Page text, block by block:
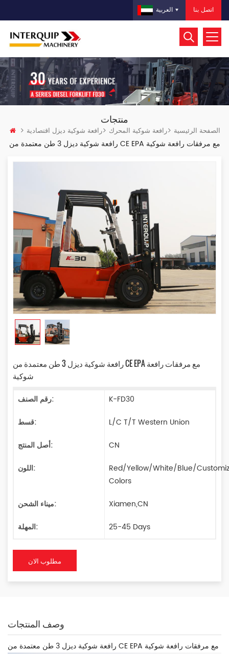
اتصل بنا العربية
منتجات
الصفحة الرئيسية رافعة شوكية المحرك رافعة شوكية ديزل اقتصادية
رافعة شوكية ديزل 3 طن معتمدة من CE EPA مع مرفقات رافعة شوكية
رافعة شوكية ديزل 3 طن معتمدة من CE EPA مع مرفقات رافعة
شوكية
رقم الصنف:
K-FD30
قسط:
L/C T/T Western Union
أصل المنتج:
CN
اللون:
Red/Yellow/White/Blue/
Colors
ميناء الشحن:
Xiamen,CN
المهلة:
25-45 Days
مطلوب الان
وصف المنتجات
رافعة شوكية ديزل 3 طن معتمدة من CE EPA مع مرفقات رافعة شوكية